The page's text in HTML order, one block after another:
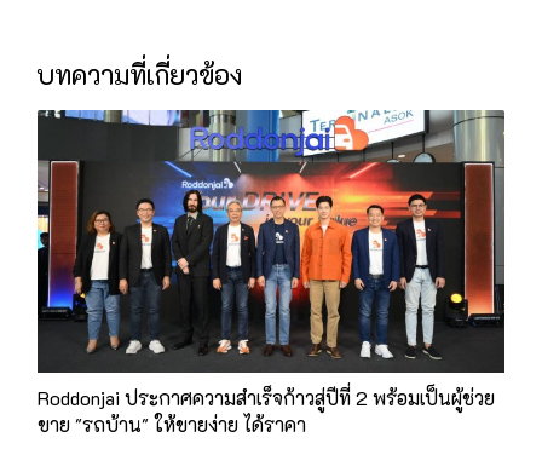
บทความที่เกี่ยวข้อง
Roddonjai ประกาศความสำเร็จก้าวสู่ปีที่ 2 พร้อมเป็นผู้ช่วย
ขาย "รถบ้าน" ให้ขายง่าย ได้ราคา